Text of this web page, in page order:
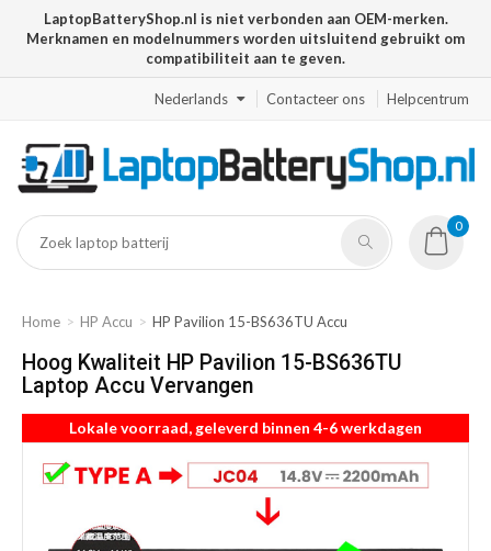
LaptopBatteryShop.nl is niet verbonden aan OEM-merken.
Merknamen en modelnummers worden uitsluitend gebruikt om
compatibiliteit aan te geven.
Nederlands Contacteer ons Helpcentrum
0
Home HP Accu HP Pavilion 15-BS636TU Accu
Hoog Kwaliteit HP Pavilion 15-BS636TU
Laptop Accu Vervangen
Lokale voorraad, geleverd binnen 4-6 werkdagen